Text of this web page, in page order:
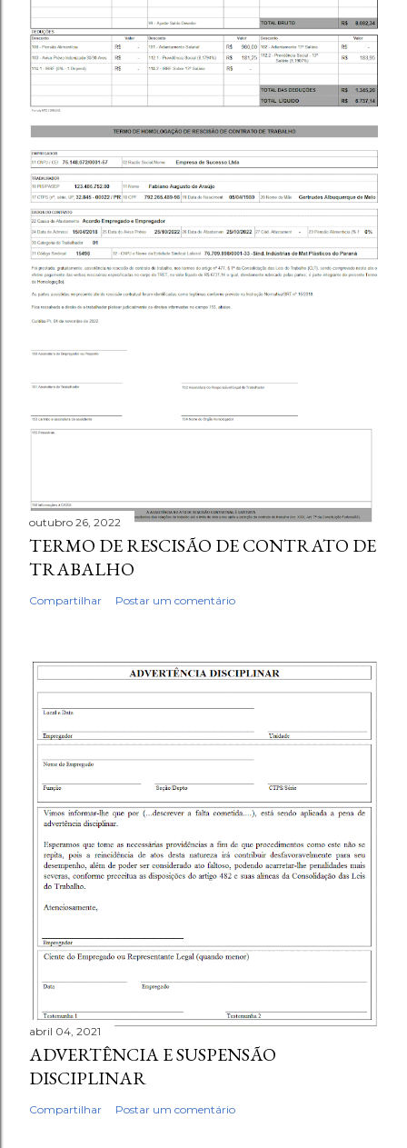
outubro 26, 2022
TERMO DE RESCISÃO DE CONTRATO DE
TRABALHO
Compartilhar Postar um comentário
abril 04, 2021
ADVERTÊNCIA E SUSPENSÃO
DISCIPLINAR
Compartilhar Postar um comentário